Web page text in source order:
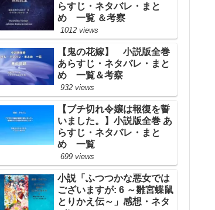
らすじ・ネタバレ・まと
め 一覧 ＆考察
1012 views
【鬼の花嫁】 小説版全巻
あらすじ・ネタバレ・まと
め 一覧＆考察
932 views
【ブチ切れ令嬢は報復を誓
いました。】小説版全巻 あ
らすじ・ネタバレ・まと
め 一覧
699 views
小説「ふつつかな悪女では
ございますが: 6 ～雛宮蝶鼠
とりかえ伝～」感想・ネタ